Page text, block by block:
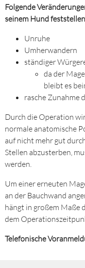
Folgende
seinem Hund
Unruhe
Umherwandern
ständiger
da der
bleibt es
rasche Zunahme
Durch die Operation
normale anatomische
auf nicht mehr gut
Stellen abzusterben,
werden.
Um einer erneuten
an der Bauchwand
hängt in großem Maße
dem
Telefonische